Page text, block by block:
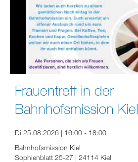
Frauentreff in der
Bahnhofsmission Kiel
Di 25.08.2026 | 16:00 - 18:00
Bahnhofsmission Kiel
Sophienblatt 25-27 | 24114 Kiel